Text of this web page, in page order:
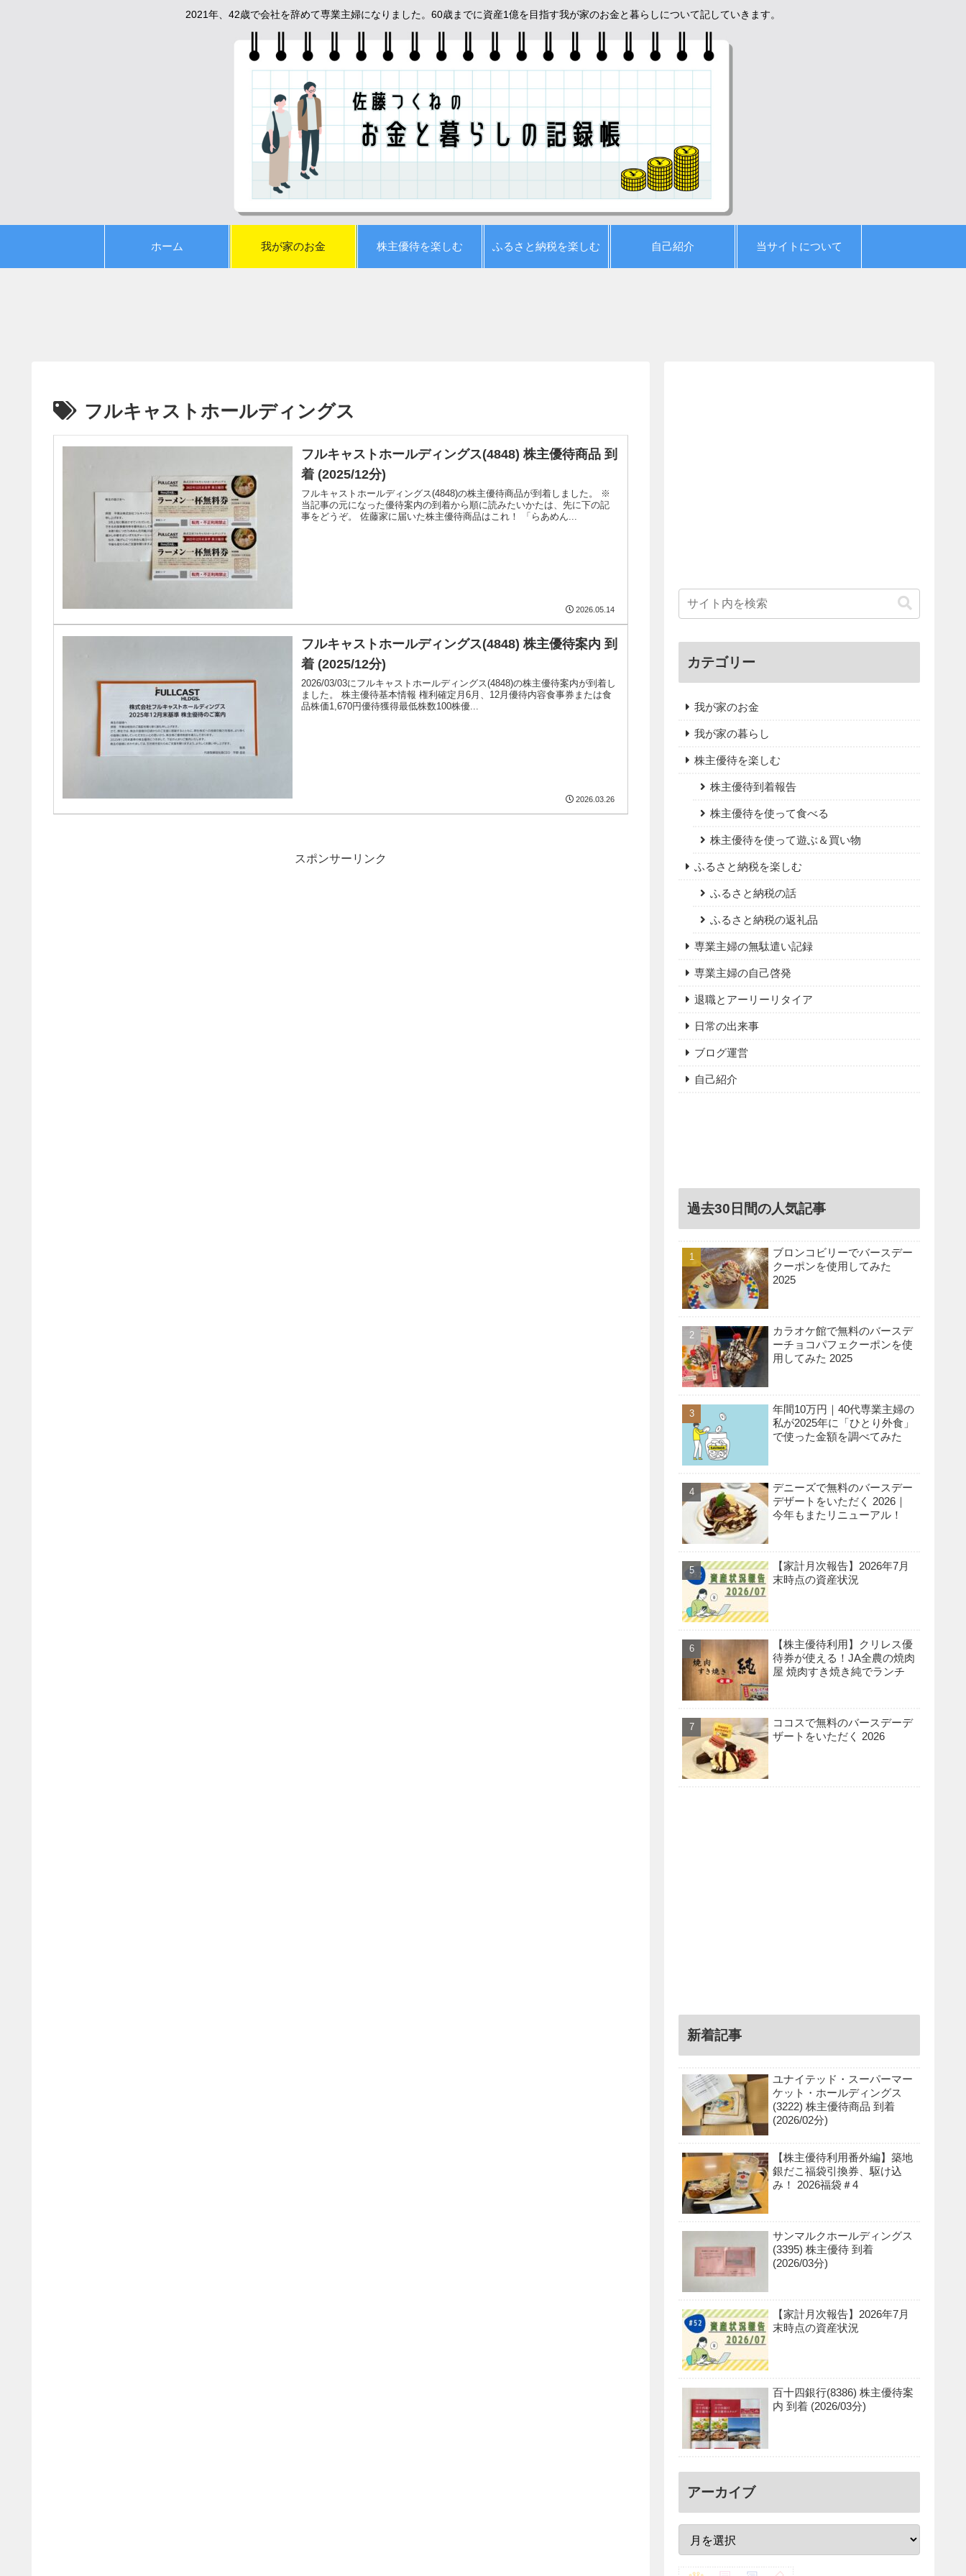
2021年、42歳で会社を辞めて専業主婦になりました。60歳までに資産1億を目指す我が家のお金と暮らしについて記していきます。
ホーム 我が家のお金 株主優待を楽しむ ふるさと納税を楽しむ 自己紹介 当サイトについて
フルキャストホールディングス
フルキャストホールディングス(4848) 株主優待商品 到
着 (2025/12分)
フルキャストホールディングス(4848)の株主優待商品が到着しました。 ※
当記事の元になった優待案内の到着から順に読みたいかたは、先に下の記
事をどうぞ。 佐藤家に届いた株主優待商品はこれ！ 「らあめん...
2026.05.14
フルキャストホールディングス(4848) 株主優待案内 到
着 (2025/12分)
2026/03/03にフルキャストホールディングス(4848)の株主優待案内が到着し
ました。 株主優待基本情報 権利確定月6月、12月優待内容食事券または食
品株価1,670円優待獲得最低株数100株優...
2026.03.26
スポンサーリンク
カテゴリー
我が家のお金
我が家の暮らし
株主優待を楽しむ
株主優待到着報告
株主優待を使って食べる
株主優待を使って遊ぶ＆買い物
ふるさと納税を楽しむ
ふるさと納税の話
ふるさと納税の返礼品
専業主婦の無駄遣い記録
専業主婦の自己啓発
退職とアーリーリタイア
日常の出来事
ブログ運営
自己紹介
過去30日間の人気記事
ブロンコビリーでバースデー
クーポンを使用してみた
2025
カラオケ館で無料のバースデ
ーチョコパフェクーポンを使
用してみた 2025
年間10万円｜40代専業主婦の
私が2025年に「ひとり外食」
で使った金額を調べてみた
デニーズで無料のバースデー
デザートをいただく 2026｜
今年もまたリニューアル！
【家計月次報告】2026年7月
末時点の資産状況
【株主優待利用】クリレス優
待券が使える！JA全農の焼肉
屋 焼肉すき焼き純でランチ
ココスで無料のバースデーデ
ザートをいただく 2026
新着記事
ユナイテッド・スーパーマー
ケット・ホールディングス
(3222) 株主優待商品 到着
(2026/02分)
【株主優待利用番外編】築地
銀だこ福袋引換券、駆け込
み！ 2026福袋＃4
サンマルクホールディングス
(3395) 株主優待 到着
(2026/03分)
【家計月次報告】2026年7月
末時点の資産状況
百十四銀行(8386) 株主優待案
内 到着 (2026/03分)
アーカイブ